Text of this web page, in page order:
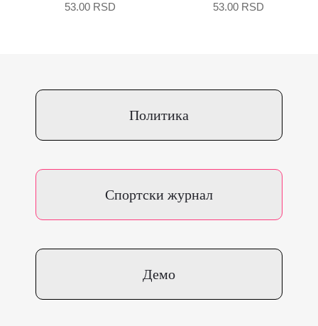
53.00 RSD 53.00 RSD
Политика
Спортски журнал
Демо